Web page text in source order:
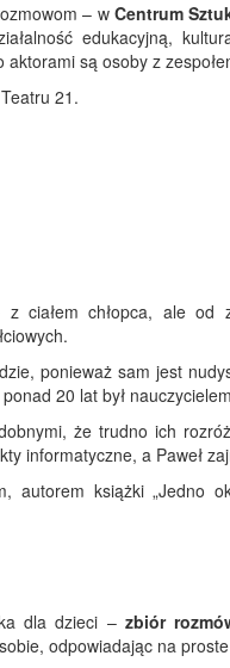
– wCentrum
edukacyjną,
są osoby z
21.
ciałem chłopca, ale od
ponieważ sam jest
20 lat był
że trudno ich
informatyczne, a Paweł
autorem książki „Jedno
dla dzieci –zbiór
odpowiadając na